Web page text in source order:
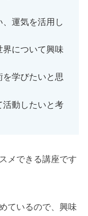
運気を活用し
界について興味
学びたいと思
活動したいと考
メできる講座です
ているので、興味